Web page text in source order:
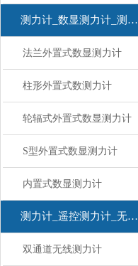
测力计_数显测力计_测力计
法兰外置式数显测力计
柱形外置式数测力计
轮辐式外置式数显测力计
S型外置式数显测力计
内置式数显测力计
测力计_遥控测力计_无线测力计
双通道无线测力计